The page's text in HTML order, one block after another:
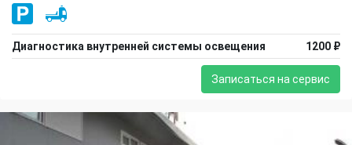
Диагностика внутренней системы освещения 1200 ₽
Записаться на сервис